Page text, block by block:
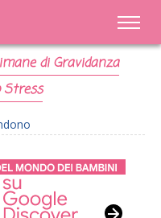
di Gravidanza
Stress